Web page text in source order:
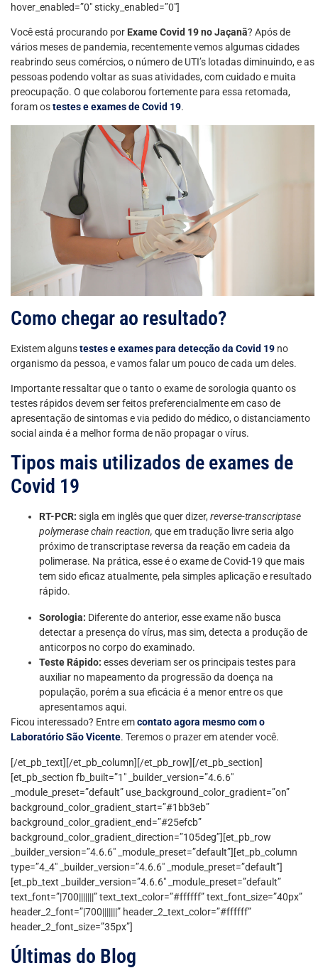
hover_enabled=”0″ sticky_enabled=”0″]
Você está procurando por Exame Covid 19 no Jaçanã? Após de
vários meses de pandemia, recentemente vemos algumas cidades
reabrindo seus comércios, o número de UTI’s lotadas diminuindo, e as
pessoas podendo voltar as suas atividades, com cuidado e muita
preocupação. O que colaborou fortemente para essa retomada,
foram ostestes e exames de Covid 19.
Como chegar ao resultado?
Existem algunstestes e exames para detecção da Covid 19 no
organismo da pessoa, e vamos falar um pouco de cada um deles.
Importante ressaltar que o tanto o exame de sorologia quanto os
testes rápidos devem ser feitos preferencialmente em caso de
apresentação de sintomas e via pedido do médico, o distanciamento
social ainda é a melhor forma de não propagar o vírus.
Tipos mais utilizados de exames de
Covid 19
RT-PCR: sigla em inglês que quer dizer, reverse-transcriptase
polymerase chain reaction, que em tradução livre seria algo
próximo de transcriptase reversa da reação em cadeia da
polimerase. Na prática, esse é o exame de Covid-19 que mais
tem sido eficaz atualmente, pela simples aplicação e resultado
rápido.
Sorologia: Diferente do anterior, esse exame não busca
detectar a presença do vírus, mas sim, detecta a produção de
anticorpos no corpo do examinado.
Teste Rápido: esses deveriam ser os principais testes para
auxiliar no mapeamento da progressão da doença na
população, porém a sua eficácia é a menor entre os que
apresentamos aqui.
Ficou interessado? Entre emcontato agora mesmo com o
Laboratório São Vicente. Teremos o prazer em atender você.
[/et_pb_text][/et_pb_column][/et_pb_row][/et_pb_section]
[et_pb_section fb_built=”1″ _builder_version=”4.6.6″
_module_preset=”default” use_background_color_gradient=”on”
background_color_gradient_start=”#1bb3eb”
background_color_gradient_end=”#25efcb”
background_color_gradient_direction=”105deg”][et_pb_row
_builder_version=”4.6.6″ _module_preset=”default”][et_pb_column
type=”4_4″ _builder_version=”4.6.6″ _module_preset=”default”]
[et_pb_text _builder_version=”4.6.6″ _module_preset=”default”
text_font=”|700|||||||” text_text_color=”#ffffff” text_font_size=”40px”
header_2_font=”|700|||||||” header_2_text_color=”#ffffff”
header_2_font_size=”35px”]
Últimas do Blog